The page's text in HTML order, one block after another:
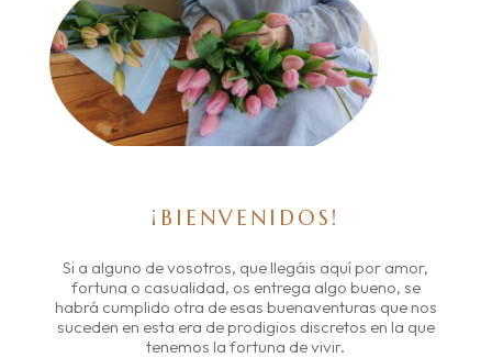
¡BIENVENIDOS!
Si a alguno de vosotros, que llegáis aquí por amor,
fortuna o casualidad, os entrega algo bueno, se
habrá cumplido otra de esas buenaventuras que nos
suceden en esta era de prodigios discretos en la que
tenemos la fortuna de vivir.